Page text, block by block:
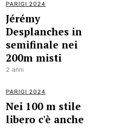
PARIGI 2024
Jérémy
Desplanches in
semifinale nei
200m misti
2 anni
PARIGI 2024
Nei 100 m stile
libero c'è anche